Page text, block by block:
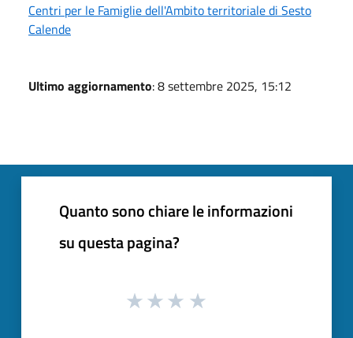
Centri per le Famiglie dell'Ambito territoriale di Sesto
Calende
Ultimo aggiornamento: 8 settembre 2025, 15:12
Quanto sono chiare le informazioni
su questa pagina?